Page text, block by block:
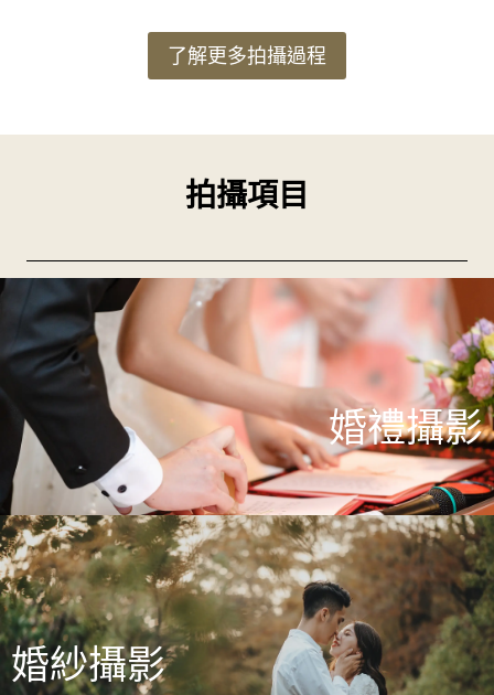
了解更多拍攝過程
拍攝項目
婚禮攝影
婚紗攝影